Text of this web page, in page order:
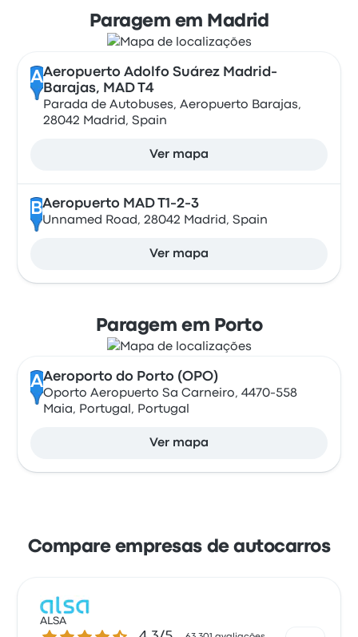
Paragem em Madrid
AAeropuerto Adolfo Suárez Madrid-
Barajas, MAD T4
Parada de Autobuses, Aeropuerto Barajas,
28042 Madrid, Spain
Ver mapa
BAeropuerto MAD T1-2-3
Unnamed Road, 28042 Madrid, Spain
Ver mapa
Paragem em Porto
AAeroporto do Porto (OPO)
Oporto Aeropuerto Sa Carneiro, 4470-558
Maia, Portugal, Portugal
Ver mapa
Compare empresas de autocarros
ALSA